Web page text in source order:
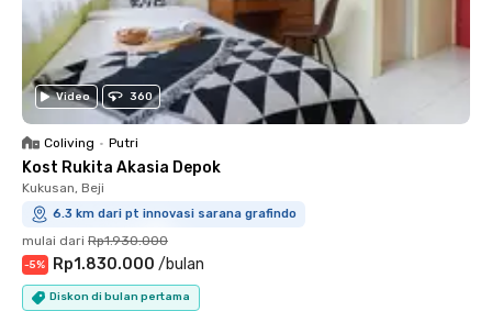
Video 360
Coliving • Putri
Kost Rukita Akasia Depok
Kukusan, Beji
6.3 km dari pt innovasi sarana grafindo
mulai dari Rp1.930.000
-5% Rp1.830.000 /bulan
Diskon di bulan pertama